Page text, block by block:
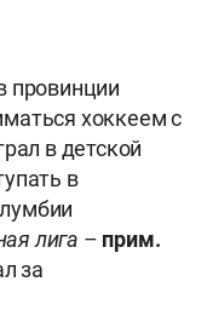
провинции
хоккеем с
в детской
в
лига – прим.
за